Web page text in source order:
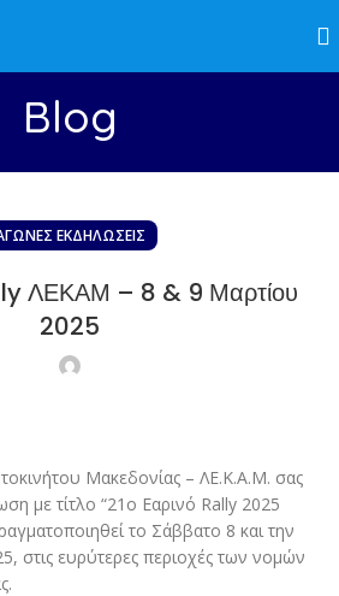
Blog
EΚΔΗΛΏΣΕΙΣ
ΛΕΚΑΜ – 8 & 9 Μαρτίου
2025
Μακεδονίας – ΛΕ.Κ.Α.Μ. σας
με τίτλο “21ο Εαρινό Rally 2025
το Σάββατο 8 και την
στις ευρύτερες περιοχές των νομών